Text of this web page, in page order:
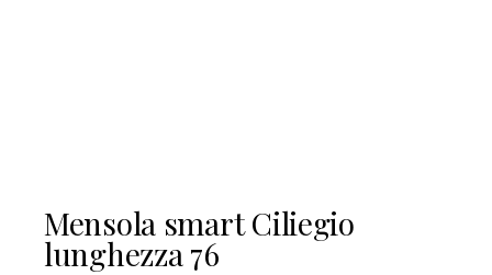
Mensola smart Ciliegio
lunghezza 76